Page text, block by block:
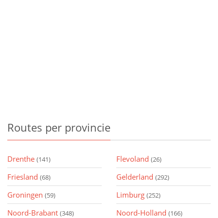
Routes per provincie
Drenthe (141) Flevoland (26)
Friesland (68) Gelderland (292)
Groningen (59) Limburg (252)
Noord-Brabant (348) Noord-Holland (166)